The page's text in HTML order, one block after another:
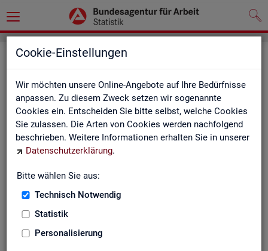
Cookie-Einstellungen
Wir möchten unsere Online-Angebote auf Ihre Bedürfnisse
anpassen. Zu diesem Zweck setzen wir sogenannte
Cookies ein. Entscheiden Sie bitte selbst, welche Cookies
Sie zulassen. Die Arten von Cookies werden nachfolgend
beschrieben. Weitere Informationen erhalten Sie in unserer
Datenschutzerklärung.
Bitte wählen Sie aus:
Technisch Notwendig
Statistik
Personalisierung
Seite emp­feh­len
Fel­der mit einem * sind Pflicht­fel­der und müs­sen aus­ge­füllt
wer­den
Ihre An­ga­ben
Empfänger*